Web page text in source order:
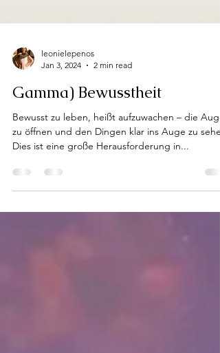
Jan 3, 2024
2 min read
Gamma) Bewusstheit
Bewusst zu leben, heißt aufzuwachen – die
Dies ist eine große Herausforderung in...